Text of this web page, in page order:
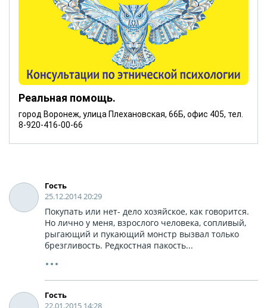
Реальная помощь.
город Воронеж, улица Плехановская, 66Б, офис 405, тел.
8-920-416-00-66
Гость
25.12.2014 20:29
Покупать или нет- дело хозяйское, как говорится.
Но лично у меня, взрослого человека, сопливый,
рыгающий и пукающий монстр вызвал только
брезгливость. Редкостная пакость...
Гость
22.01.2015 14:28